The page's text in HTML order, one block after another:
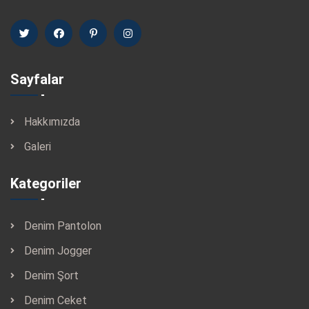
Sayfalar
Hakkımızda
Galeri
Kategoriler
Denim Pantolon
Denim Jogger
Denim Şort
Denim Ceket